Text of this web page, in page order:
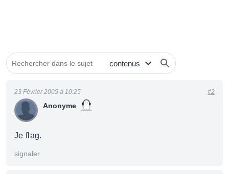
Anonyme
23 Février 2005 à 10:25 #2
Je flag.
signaler